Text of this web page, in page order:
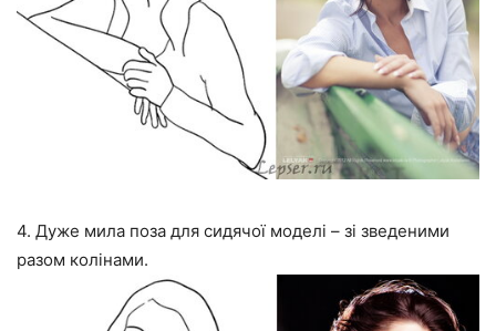
4. Дуже мила поза для сидячої моделі – зі зведеними
разом колінами.